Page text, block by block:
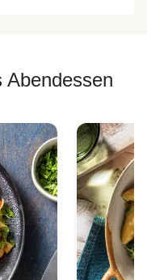
Abendessen